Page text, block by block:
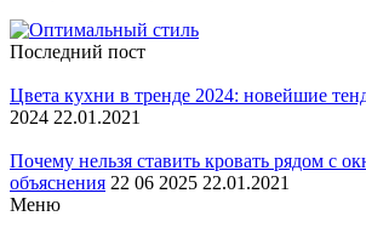
Последний пост
Цвета кухни в тренде 2024: новейшие
2024 22.01.2021
Почему нельзя ставить кровать рядом с
объяснения 22 06 2025 22.01.2021
Меню